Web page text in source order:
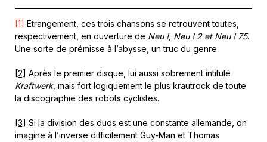
[1] Etrangement, ces trois chansons se retrouvent toutes,
respectivement, en ouverture de Neu !, Neu ! 2 et Neu ! 75.
Une sorte de prémisse à l’abysse, un truc du genre.
[2] Après le premier disque, lui aussi sobrement intitulé
Kraftwerk, mais fort logiquement le plus krautrock de toute
la discographie des robots cyclistes.
[3] Si la division des duos est une constante allemande, on
imagine à l’inverse difficilement Guy-Man et Thomas